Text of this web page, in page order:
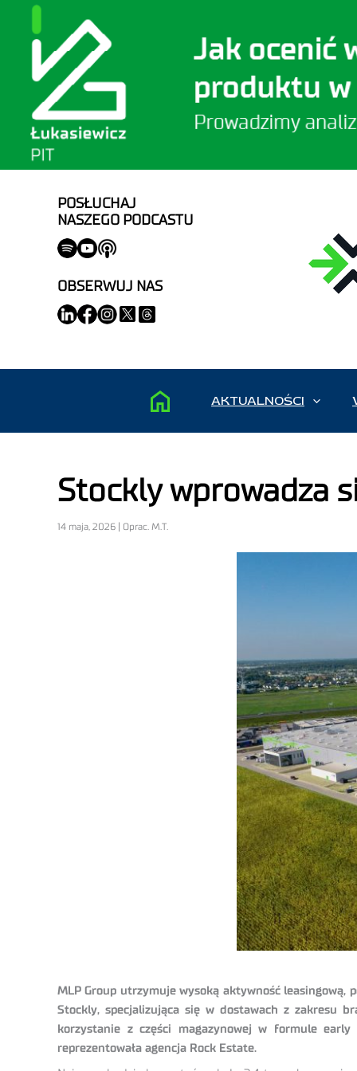
POSŁUCHAJ
NASZEGO PODCASTU
OBSERWUJ NAS
AKTUALNOŚCI
Stockly wprowadza
14 maja, 2026 | Oprac. M.T.
MLP Group utrzymuje wysoką aktywność leasingową,
Stockly, specjalizująca się w dostawach z zakresu
korzystanie z części magazynowej w formule
reprezentowała agencja Rock Estate.